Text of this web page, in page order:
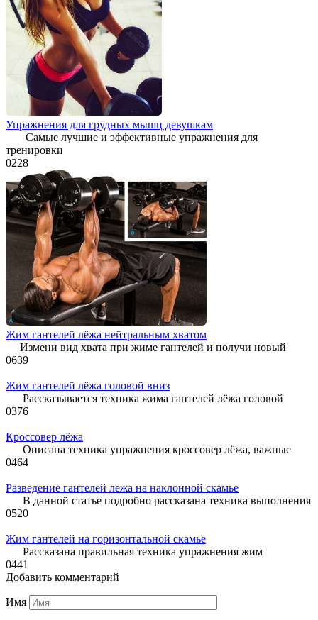
Упражнения для грудных мышц девушкам
Самые лучшие и эффективные упражнения для
тренировки
0228
Жим гантелей лёжа нейтральным хватом
Измени вид хвата при жиме гантелей и получи новый
0639
Жим гантелей лёжа головой вниз
Рассказывается техника жима гантелей лёжа головой
0376
Кроссовер лёжа
Описана техника упражнения кроссовер лёжа, важные
0464
Разведение гантелей лежа на наклонной скамье
В данной статье подробно рассказана техника выполнения
0520
Жим гантелей на горизонтальной скамье
Рассказана правильная техника упражнения жим
0441
Добавить комментарий
Имя